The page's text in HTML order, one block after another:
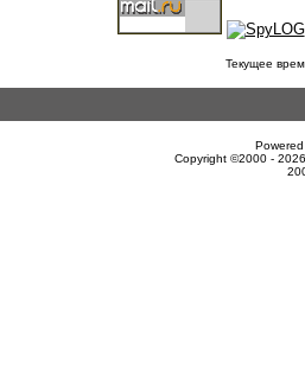
Текущее
Copyright ©2000 -